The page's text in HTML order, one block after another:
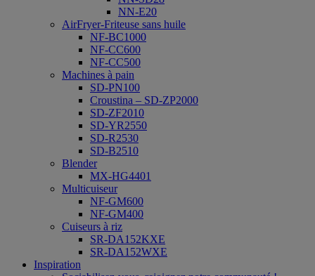
NN-E20
AirFryer-Friteuse sans huile
NF-BC1000
NF-CC600
NF-CC500
Machines à pain
SD-PN100
Croustina – SD-ZP2000
SD-ZF2010
SD-YR2550
SD-R2530
SD-B2510
Blender
MX-HG4401
Multicuiseur
NF-GM600
NF-GM400
Cuiseurs à riz
SR-DA152KXE
SR-DA152WXE
Inspiration